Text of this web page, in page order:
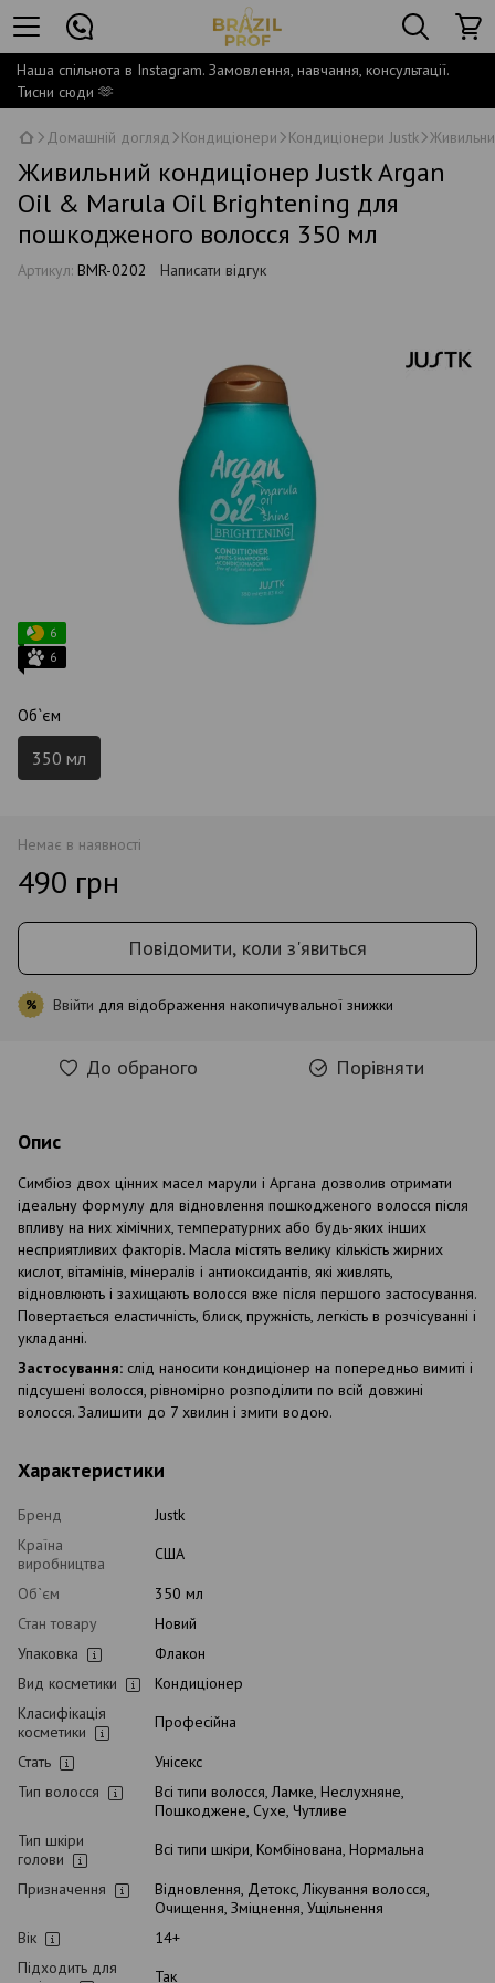
Наша спільнота в Instagram. Замовлення, навчання, консультації.
Тисни сюди 🫶
Домашній догляд Кондиціонери Кондиціонери Justk
Живильний кондиціонер Justk Argan
Oil & Marula Oil Brightening для
пошкодженого волосся 350 мл
Артикул: BMR-0202 Написати відгук
6
6
Об`єм
350 мл
Немає в наявності
490 грн
Повідомити, коли з'явиться
% Ввійти для відображення накопичувальної знижки
До обраного Порівняти
Опис
Симбіоз двох цінних масел марули і Аргана дозволив отримати
ідеальну формулу для відновлення пошкодженого волосся після
впливу на них хімічних, температурних або будь-яких інших
несприятливих факторів. Масла містять велику кількість жирних
кислот, вітамінів, мінералів і антиоксидантів, які живлять,
відновлюють і захищають волосся вже після першого застосування.
Повертається еластичність, блиск, пружність, легкість в розчісуванні і
укладанні.
Застосування: слід наносити кондиціонер на попередньо вимиті і
підсушені волосся, рівномірно розподілити по всій довжині
волосся. Залишити до 7 хвилин і змити водою.
Характеристики
Бренд
Justk
Країна
виробництва
США
Об`єм
350 мл
Стан товару
Новий
Упаковка
Флакон
Вид косметики
Кондиціонер
Класифікація
косметики
Професійна
Стать
Унісекс
Тип волосся
Всі типи волосся, Ламке, Неслухняне,
Пошкоджене, Сухе, Чутливе
Тип шкіри
голови
Всі типи шкіри, Комбінована, Нормальна
Призначення
Відновлення, Детокс, Лікування волосся,
Очищення, Зміцнення, Ущільнення
Вік
14+
Підходить для
Так